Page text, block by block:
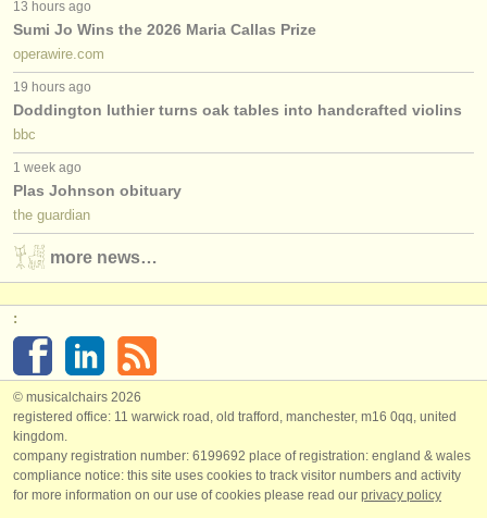
13 hours ago
Sumi Jo Wins the 2026 Maria Callas Prize
operawire.com
19 hours ago
Doddington luthier turns oak tables into handcrafted violins
bbc
1 week ago
Plas Johnson obituary
the guardian
more news…
:
© musicalchairs 2026
registered office: 11 warwick road, old trafford, manchester, m16 0qq, united
kingdom.
company registration number: ​6199692 place of registration: england & wales
compliance notice: ​this site uses cookies to track visitor numbers and activity
for more information on our use of cookies please read our privacy policy